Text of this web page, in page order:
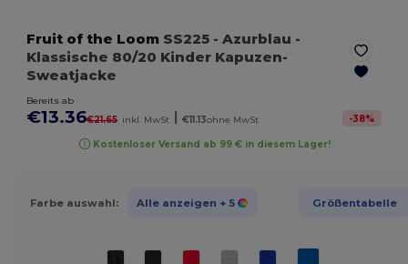
Fruit of the Loom SS225 - Azurblau -
Klassische 80/20 Kinder Kapuzen-
Sweatjacke
Bereits ab
€13.36€21.65 inkl. MwSt | €11.13ohne MwSt -38%
Kostenloser Versand ab 99 € in diesem Lager!
Farbe auswahl: Alle anzeigen + 5 Größentabelle